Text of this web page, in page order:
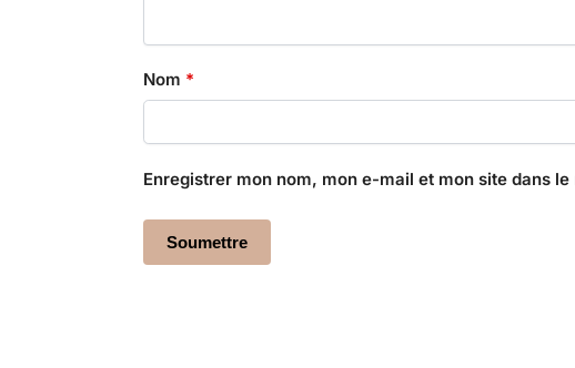
Nom *
Enregistrer mon nom, mon e-mail et mon site dans